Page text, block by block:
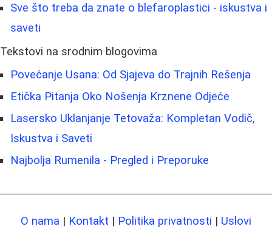
Sve što treba da znate o blefaroplastici - iskustva i
saveti
Tekstovi na srodnim blogovima
Povećanje Usana: Od Sjajeva do Trajnih Rešenja
Etička Pitanja Oko Nošenja Krznene Odjeće
Lasersko Uklanjanje Tetovaža: Kompletan Vodič,
Iskustva i Saveti
Najbolja Rumenila - Pregled i Preporuke
O nama | Kontakt | Politika privatnosti | Uslovi